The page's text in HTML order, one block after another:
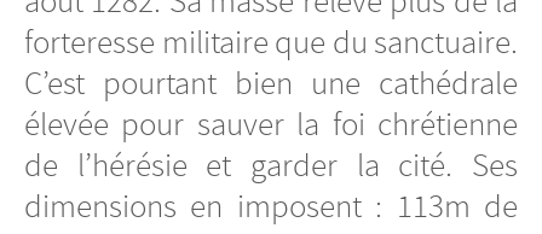
forteresse militaire que du sanctuaire.
C’est pourtant bien une cathédrale
élevée pour sauver la foi chrétienne
de l’hérésie et garder la cité. Ses
dimensions en imposent : 113m de